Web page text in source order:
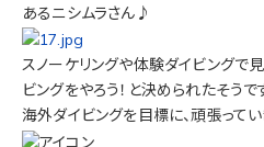
あるニシムラさん♪
スノーケリングや体験ダイビングで
ビングをやろう！と決められたそうです
海外ダイビングを目標に、頑張って